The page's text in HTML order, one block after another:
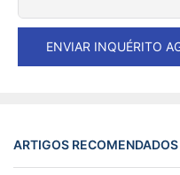
ENVIAR INQUÉRITO
ARTIGOS RECOMENDADOS